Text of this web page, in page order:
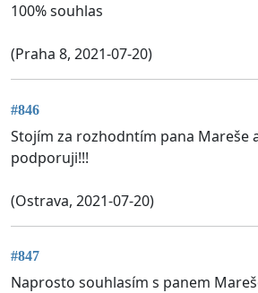
100% souhlas
(Praha 8, 2021-07-20)
#846
Stojím za rozhodntím pana Mareše
podporuji!!!
(Ostrava, 2021-07-20)
#847
Naprosto souhlasím s panem